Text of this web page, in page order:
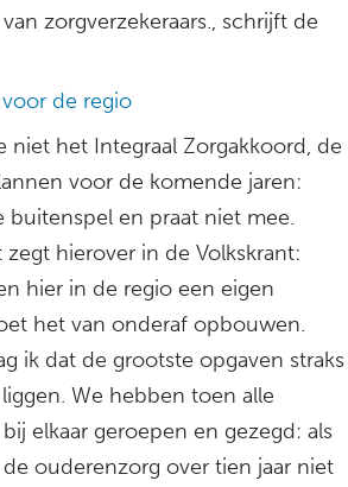
zorgverzekeraars., schrijft de
de regio
niet het Integraal Zorgakkoord, de
voor de komende jaren:
buitenspel en praat niet mee.
hierover in de Volkskrant:
hier in de regio een eigen
het van onderaf opbouwen.
ik dat de grootste opgaven straks
We hebben toen alle
elkaar geroepen en gezegd: als
ouderenzorg over tien jaar niet